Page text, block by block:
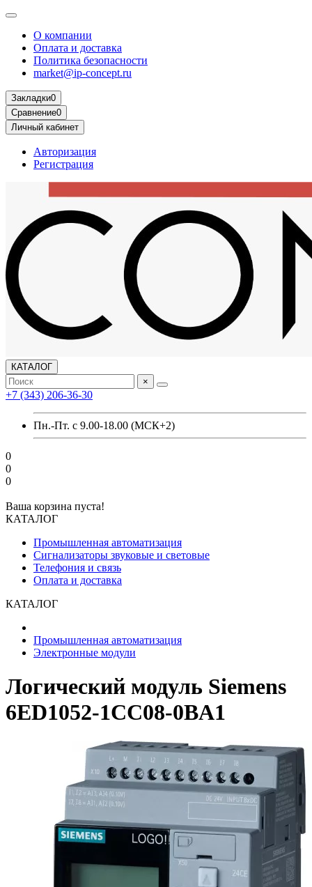
О компании
Оплата и доставка
Политика безопасности
market@ip-concept.ru
Закладки0
Сравнение0
Личный кабинет
Авторизация
Регистрация
КАТАЛОГ
×
+7 (343) 206-36-30
Пн.-Пт. с 9.00-18.00 (МСК+2)
0
0
0
Ваша корзина пуста!
КАТАЛОГ
Промышленная автоматизация
Сигнализаторы звуковые и световые
Телефония и связь
Оплата и доставка
КАТАЛОГ
Промышленная автоматизация
Электронные модули
Логический модуль Siemens
6ED1052-1CC08-0BA1